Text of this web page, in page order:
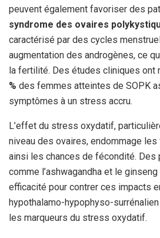
peuvent également favoriser des
syndrome des ovaires
caractérisé par des cycles
augmentation des androgènes, ce
la fertilité. Des études cliniques ont
% des femmes atteintes de SOPK
symptômes à un stress accru.
L’effet du stress oxydatif,
niveau des ovaires, endommage
ainsi les chances de fécondité. Des
comme l’ashwagandha et le
efficacité pour contrer ces impacts
hypothalamo-hypophyso-
les marqueurs du stress oxydatif.